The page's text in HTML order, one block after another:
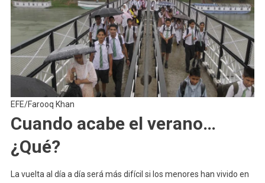
EFE/Farooq Khan
Cuando acabe el verano…
¿Qué?
La vuelta al día a día será más difícil si los menores han vivido en